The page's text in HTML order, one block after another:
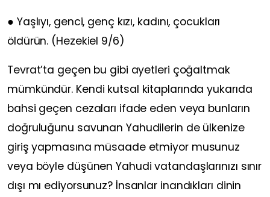
● Yaşlıyı, genci, genç kızı, kadını, çocukları
öldürün. (Hezekiel 9/6)
Tevrat’ta geçen bu gibi ayetleri çoğaltmak
mümkündür. Kendi kutsal kitaplarında yukarıda
bahsi geçen cezaları ifade eden veya bunların
doğruluğunu savunan Yahudilerin de ülkenize
giriş yapmasına müsaade etmiyor musunuz
veya böyle düşünen Yahudi vatandaşlarınızı sınır
dışı mı ediyorsunuz? İnsanlar inandıkları dinin